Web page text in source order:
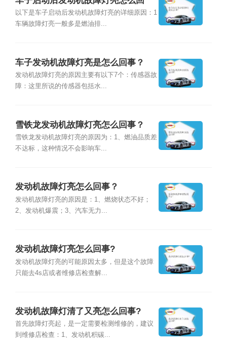
事？
以下是车子启动后发动机故障灯亮的详细原因：1
车辆故障灯亮一般多是燃油排...
车子发动机故障灯亮是怎么回事？
发动机故障灯亮的原因主要有以下7个：传感器故
障：这里所说的传感器包括水...
雪铁龙发动机故障灯亮怎么回事？
雪铁龙发动机故障灯亮的原因为：1、燃油品质差
不达标，这种情况不会影响车...
发动机故障灯亮怎么回事？
发动机故障灯亮的原因是：1、燃烧状态不好；
2、发动机爆震；3、汽车无力...
发动机故障灯亮怎么回事?
发动机故障灯亮的可能原因太多，但是这个故障
只能去4s店或者维修店检查解...
发动机故障灯清了又亮怎么回事?
首先故障灯亮起，是一定需要检测维修的，建议
到维修店检查：1、发动机积碳...